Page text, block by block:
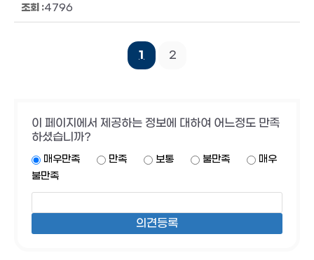
4796
1 2
이 페이지에서 제공하는 정보에 대하여 어느정도 만족
하셨습니까?
매우만족 만족 보통 불만족
매우
불만족